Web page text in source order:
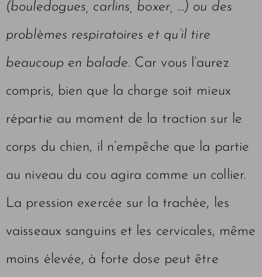
(bouledogues, carlins, boxer, …) ou des
problèmes respiratoires et qu’il tire
beaucoup en balade. Car vous l’aurez
compris, bien que la charge soit mieux
répartie au moment de la traction sur le
corps du chien, il n’empêche que la partie
au niveau du cou agira comme un collier.
La pression exercée sur la trachée, les
vaisseaux sanguins et les cervicales, même
moins élevée, à forte dose peut être